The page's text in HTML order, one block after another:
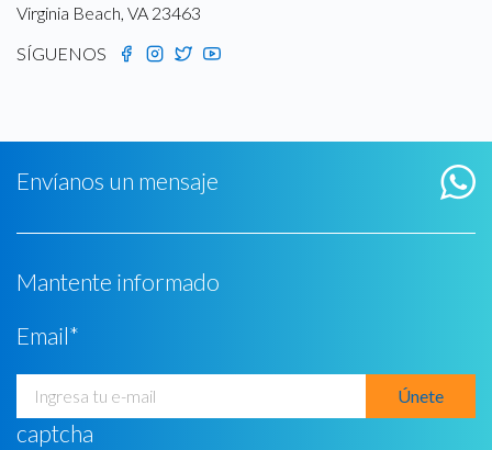
Virginia Beach, VA 23463
SÍGUENOS
Envíanos un mensaje
Mantente informado
Email*
captcha